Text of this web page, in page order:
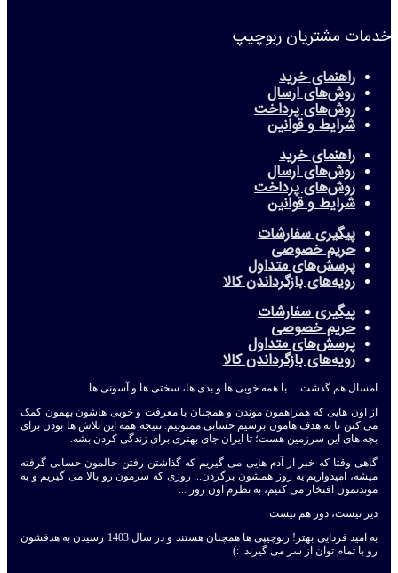
خدمات مشتریان ربوچیپ
راهنمای خرید
روش‌های ارسال
روش‌های پرداخت
شرایط و قوانین
راهنمای خرید
روش‌های ارسال
روش‌های پرداخت
شرایط و قوانین
پیگیری سفارشات
حریم خصوصی
پرسش‌های متداول
رویه‌های بازگرداندن کالا
پیگیری سفارشات
حریم خصوصی
پرسش‌های متداول
رویه‌های بازگرداندن کالا
امسال هم گذشت ... با همه خوبی ها و بدی ها، سختی ها و آسونی ها ...
از اون هایی که همراهمون موندن و همچنان با معرفت و خوبی هاشون بهمون کمک
می کنن تا به هدف هامون برسیم حسابی ممنونیم. نتیجه همه این تلاش ها بودن برای
بچه های این سرزمین هست؛ تا ایران جای بهتری برای زندگی کردن بشه.
گاهی وقتا که خبر از آدم هایی می گیریم که گذاشتن رفتن حالمون حسابی گرفته
میشه، امیدواریم یه روز همشون برگردن... روزی که سرمون رو بالا می گیریم و به
موندنمون افتخار می کنیم، به نظرم اون روز ...
دیر نیست، دور هم نیست
به امید فردایی بهتر! ربوچیپی ها همچنان هستند و در سال 1403 رسیدن به هدفشون
رو با تمام توان از سر می گیرند. :)